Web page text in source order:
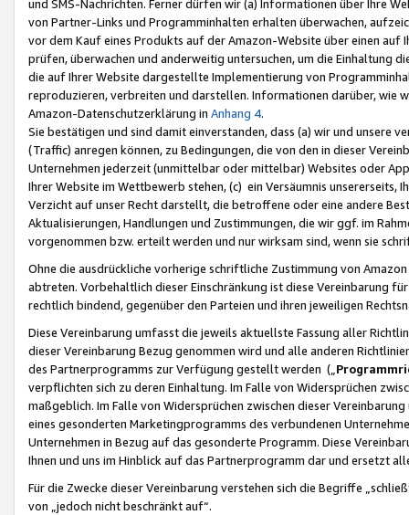
und SMS-Nachrichten. Ferner dürfen wir (a) Informationen über Ihre
von Partner-Links und Programminhalten erhalten überwachen,
vor dem Kauf eines Produkts auf der Amazon-Website über einen
prüfen, überwachen und anderweitig untersuchen, um die Einhaltung
die auf Ihrer Website dargestellte Implementierung von
reproduzieren, verbreiten und darstellen. Informationen darüber, wie
Amazon-Datenschutzerklärung in Anhang 4.
Sie bestätigen und sind damit einverstanden, dass (a) wir und
(Traffic) anregen können, zu Bedingungen, die von den in dieser
Unternehmen jederzeit (unmittelbar oder mittelbar) Websites oder
Ihrer Website im Wettbewerb stehen, (c) ein Versäumnis unsererseits,
Verzicht auf unser Recht darstellt, die betroffene oder eine andere
Aktualisierungen, Handlungen und Zustimmungen, die wir ggf. im
vorgenommen bzw. erteilt werden und nur wirksam sind, wenn sie
Ohne die ausdrückliche vorherige schriftliche Zustimmung von
abtreten. Vorbehaltlich dieser Einschränkung ist diese Vereinbarung
rechtlich bindend, gegenüber den Parteien und ihren jeweiligen
Diese Vereinbarung umfasst die jeweils aktuellste Fassung aller
dieser Vereinbarung Bezug genommen wird und alle anderen
des Partnerprogramms zur Verfügung gestellt werden („
verpflichten sich zu deren Einhaltung. Im Falle von Widersprüchen
maßgeblich. Im Falle von Widersprüchen zwischen dieser
eines gesonderten Marketingprogramms des verbundenen
Unternehmen in Bezug auf das gesonderte Programm. Diese
Ihnen und uns im Hinblick auf das Partnerprogramm dar und ersetzt
Für die Zwecke dieser Vereinbarung verstehen sich die Begriffe
von „jedoch nicht beschränkt auf“.